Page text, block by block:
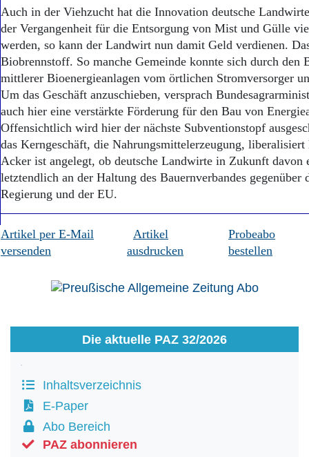
Auch in der Viehzucht hat die Innovation deutsche
der Vergangenheit für die Entsorgung von Mist und Gülle
werden, so kann der Landwirt nun damit Geld verdienen.
Biobrennstoff. So manche Gemeinde konnte sich durch den
mittlerer Bioenergieanlagen vom örtlichen Stromversorger
Um das Geschäft anzuschieben, versprach
auch hier eine verstärkte Förderung für den Bau von
Offensichtlich wird hier der nächste Subventionstopf
das Kerngeschäft, die Nahrungsmittelerzeugung,
Acker ist angelegt, ob deutsche Landwirte in Zukunft davon
letztendlich an der Haltung des Bauernverbandes
Regierung und der EU.
Artikel per E-Mail
versenden
Artikel
ausdrucken
Probeabo
bestellen
Die aktuelle PAZ 32/2026
Inhaltsverzeichnis
E-Paper
Abo Bereich
PAZ abonnieren